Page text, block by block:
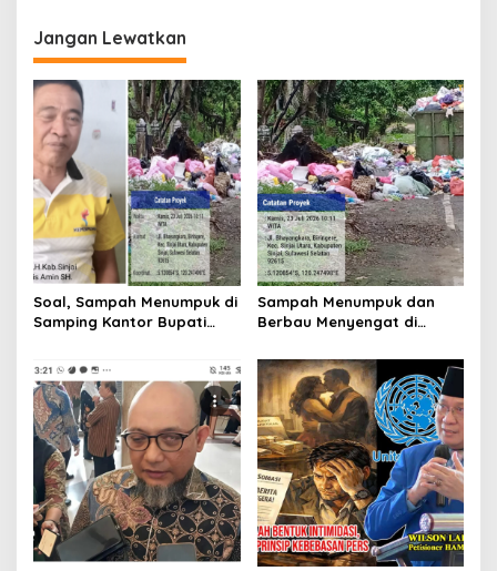
i
p
o
s
Jangan Lewatkan
Soal, Sampah Menumpuk di
Samping Kantor Bupati
Diangkut
Sampah Menumpuk dan
Berbau Menyengat di
Lama Sinjai, Ganggu
Kenyamanan Warga